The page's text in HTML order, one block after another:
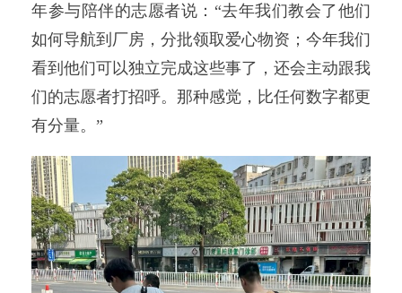
年参与陪伴的志愿者说：“去年我们教会了他们
如何导航到厂房，分批领取爱心物资；今年我们
看到他们可以独立完成这些事了，还会主动跟我
们的志愿者打招呼。那种感觉，比任何数字都更
有分量。”